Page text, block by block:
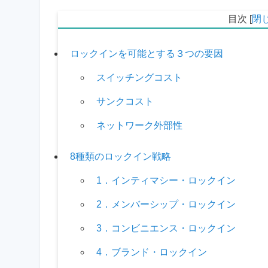
目次 [閉
ロックインを可能とする３つの要因
スイッチングコスト
サンクコスト
ネットワーク外部性
8種類のロックイン戦略
1．インティマシー・ロックイン
2．メンバーシップ・ロックイン
3．コンビニエンス・ロックイン
4．ブランド・ロックイン